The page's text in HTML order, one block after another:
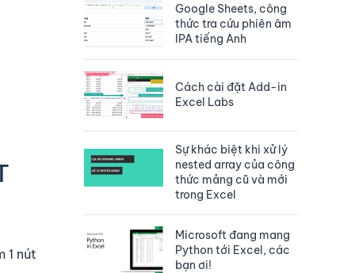
1 nút
Google Sheets, công
thức tra cứu phiên âm
IPA tiếng Anh
Cách cài đặt Add-in
Excel Labs
Sự khác biệt khi xử lý
nested array của công
thức mảng cũ và mới
trong Excel
Microsoft đang mang
Python tới Excel, các
bạn ơi!